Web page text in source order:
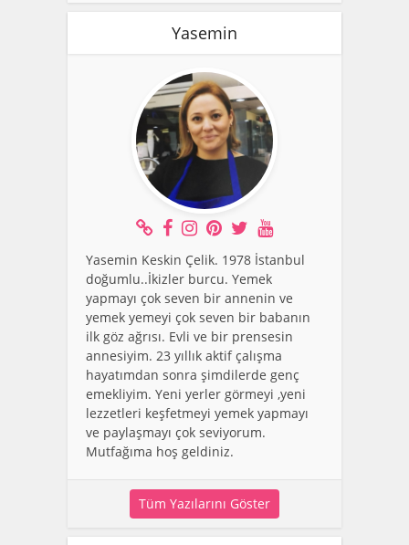
Yasemin
Yasemin Keskin Çelik. 1978 İstanbul
doğumlu..İkizler burcu. Yemek
yapmayı çok seven bir annenin ve
yemek yemeyi çok seven bir babanın
ilk göz ağrısı. Evli ve bir prensesin
annesiyim. 23 yıllık aktif çalışma
hayatımdan sonra şimdilerde genç
emekliyim. Yeni yerler görmeyi ,yeni
lezzetleri keşfetmeyi yemek yapmayı
ve paylaşmayı çok seviyorum.
Mutfağıma hoş geldiniz.
Tüm Yazılarını Göster